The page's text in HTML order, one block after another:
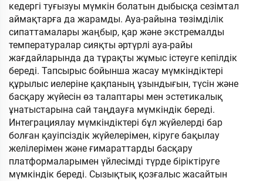
кедергі туғызуы мүмкін болатын дыбысқа сезімтал
аймақтарға да жарамды. Ауа-райына төзімділік
сипаттамалары жаңбыр, қар және экстремалды
температуралар сияқты әртүрлі ауа-райы
жағдайларында да тұрақты жұмыс істеуге кепілдік
береді. Тапсырыс бойынша жасау мүмкіндіктері
құрылыс иелеріне қақпаның ұзындығын, түсін және
басқару жүйесін өз талаптары мен эстетикалық
ұнатыстарына сай таңдауға мүмкіндік береді.
Интеграциялау мүмкіндіктері бұл жүйелерді бар
болған қауіпсіздік жүйелерімен, кіруге бақылау
желілерімен және ғимараттарды басқару
платформаларымен үйлесімді түрде біріктіруге
мүмкіндік береді. Сызықтық қозғалыс жасайтын